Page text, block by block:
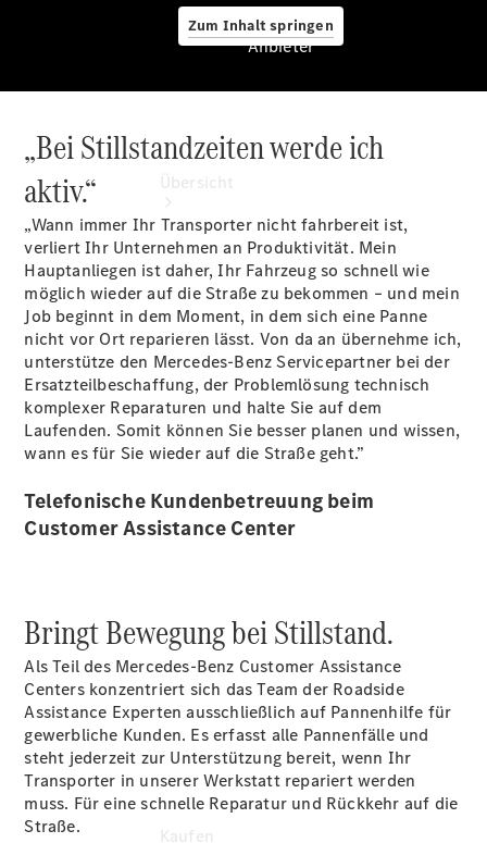
Zum Inhalt springen
Anbieter
Startseite
Ansprechpartner
finden
Probefahrt
vereinbaren
vereinbaren
Servicetermin
vereinbaren
Anbieter
„Bei Stillstandzeiten werde ich
aktiv.“
„Wann immer Ihr Transporter nicht fahrbereit ist,
verliert Ihr Unternehmen an Produktivität. Mein
Hauptanliegen ist daher, Ihr Fahrzeug so schnell wie
möglich wieder auf die Straße zu bekommen – und mein
Job beginnt in dem Moment, in dem sich eine Panne
nicht vor Ort reparieren lässt. Von da an übernehme ich,
unterstütze den Mercedes-Benz Servicepartner bei der
Ersatzteilbeschaffung, der Problemlösung technisch
komplexer Reparaturen und halte Sie auf dem
Laufenden. Somit können Sie besser planen und wissen,
wann es für Sie wieder auf die Straße geht.”
Telefonische Kundenbetreuung beim
Customer Assistance Center
Bringt Bewegung bei Stillstand.
Als Teil des Mercedes-Benz Customer Assistance
Centers konzentriert sich das Team der Roadside
Assistance Experten ausschließlich auf Pannenhilfe für
gewerbliche Kunden. Es erfasst alle Pannenfälle und
steht jederzeit zur Unterstützung bereit, wenn Ihr
Transporter in unserer Werkstatt repariert werden
muss. Für eine schnelle Reparatur und Rückkehr auf die
Straße.